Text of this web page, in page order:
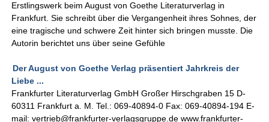
Erstlingswerk beim August von Goethe Literaturverlag in
Frankfurt. Sie schreibt über die Vergangenheit ihres Sohnes, der
eine tragische und schwere Zeit hinter sich bringen musste. Die
Autorin berichtet uns über seine Gefühle
Der August von Goethe Verlag präsentiert Jahrkreis der
Liebe ...
Frankfurter Literaturverlag GmbH Großer Hirschgraben 15 D-
60311 Frankfurt a. M. Tel.: 069-40894-0 Fax: 069-40894-194 E-
mail: vertrieb@frankfurter-verlagsgruppe.de www.frankfurter-